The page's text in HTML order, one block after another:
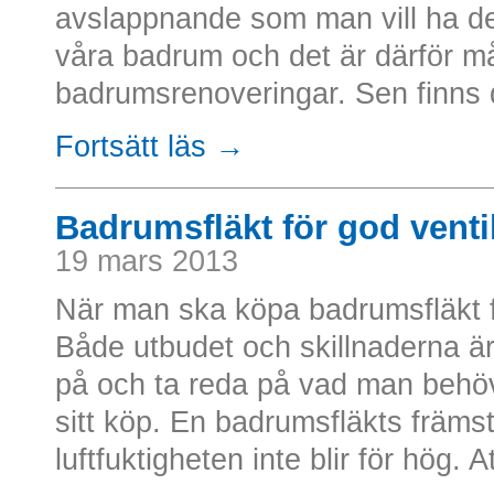
avslappnande som man vill ha
våra badrum och det är därför
badrumsrenoveringar. Sen
Fortsätt läs →
Badrumsfläkt för god
19 mars 2013
När man ska köpa
Både utbudet och skillnaderna
på och ta reda på vad man
sitt köp. En badrumsfläkts
luftfuktigheten inte blir för hög.